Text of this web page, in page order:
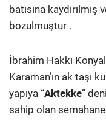
batısına
bozulmuştur .
İbrahim Hakkı
Karaman’ın ak taşı
yapıya “Aktekke”
sahip olan